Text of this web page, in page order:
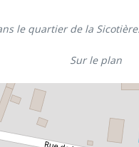
le quartier de la
Sur le plan